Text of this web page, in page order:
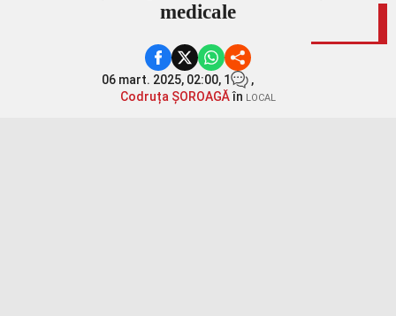
medicale
06 mart. 2025, 02:00, 1
,
Codruța ȘOROAGĂîn LOCAL